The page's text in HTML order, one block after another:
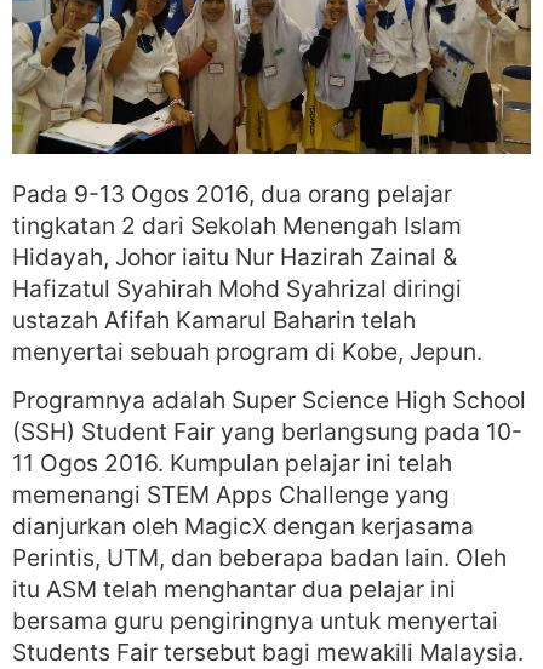
Pada 9-13 Ogos 2016, dua orang pelajar
tingkatan 2 dari Sekolah Menengah Islam
Hidayah, Johor iaitu Nur Hazirah Zainal &
Hafizatul Syahirah Mohd Syahrizal diringi
ustazah Afifah Kamarul Baharin telah
menyertai sebuah program di Kobe, Jepun.
Programnya adalah Super Science High School
(SSH) Student Fair yang berlangsung pada 10-
11 Ogos 2016. Kumpulan pelajar ini telah
memenangi STEM Apps Challenge yang
dianjurkan oleh MagicX dengan kerjasama
Perintis, UTM, dan beberapa badan lain. Oleh
itu ASM telah menghantar dua pelajar ini
bersama guru pengiringnya untuk menyertai
Students Fair tersebut bagi mewakili Malaysia.